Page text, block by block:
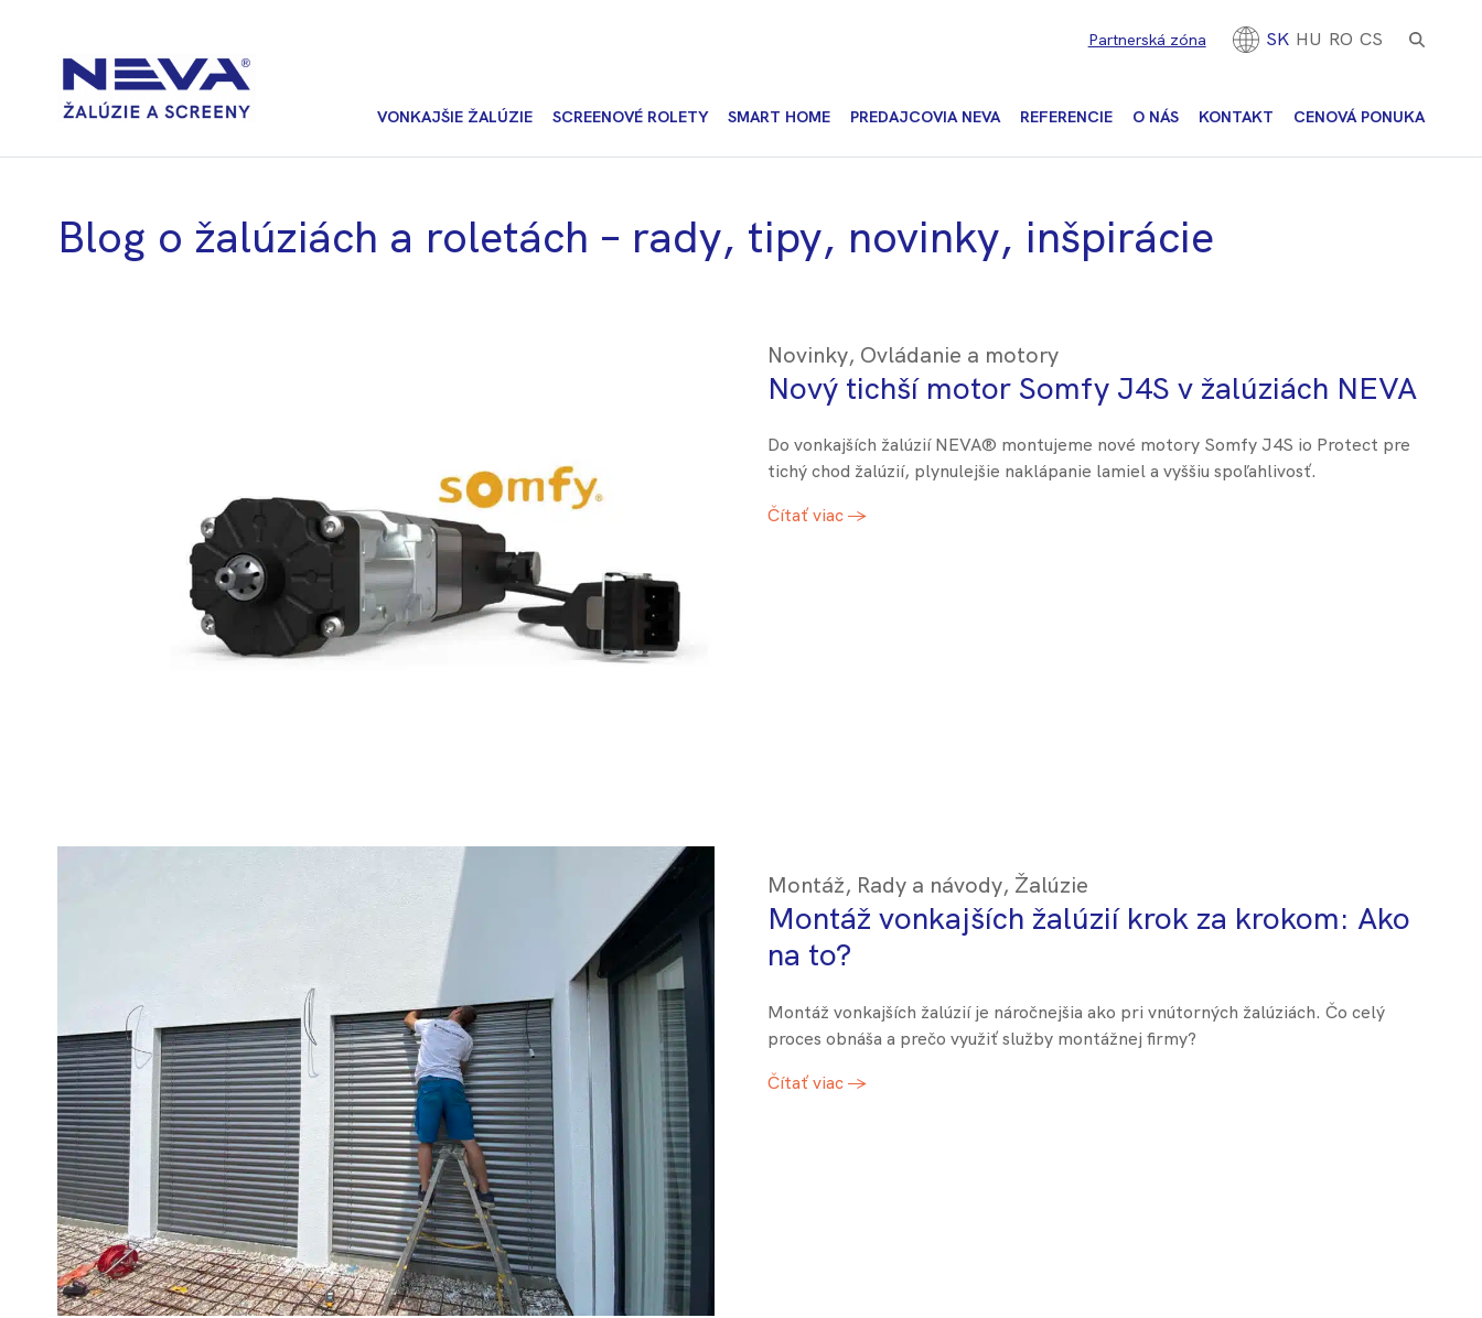
Partnerská zóna SK HU RO CS
VONKAJŠIE ŽALÚZIE SCREENOVÉ ROLETY SMART HOME PREDAJCOVIA NEVA REFERENCIE O NÁS KONTAKT CENOVÁ PONUKA
Blog o žalúziách a roletách – rady, tipy, novinky, inšpirácie
Novinky, Ovládanie a motory
Nový tichší motor Somfy J4S v žalúziách NEVA
Do vonkajších žalúzií NEVA® montujeme nové motory Somfy J4S io Protect pre
tichý chod žalúzií, plynulejšie naklápanie lamiel a vyššiu spoľahlivosť.
Čítať viac →
Montáž, Rady a návody, Žalúzie
Montáž vonkajších žalúzií krok za krokom: Ako
na to?
Montáž vonkajších žalúzií je náročnejšia ako pri vnútorných žalúziách. Čo celý
proces obnáša a prečo využiť služby montážnej firmy?
Čítať viac →